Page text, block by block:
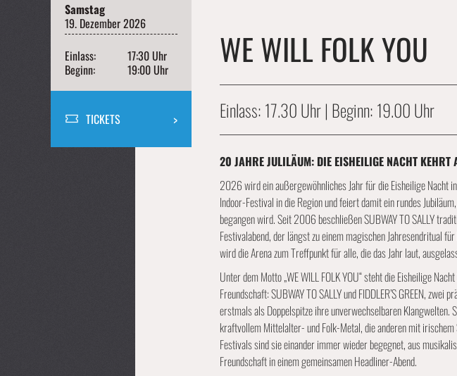
Samstag
19. Dezember 2026
Einlass:
17:30 Uhr
Beginn:
19:00 Uhr
TICKETS
WE WILL FOLK YOU
Einlass: 17.30 Uhr | Beginn: 19.00 Uhr
20 JAHRE JULILÄUM: DIE EISHEILIGE NACHT
2026 wird ein außergewöhnliches Jahr für die Eisheilige Nacht
Indoor-Festival in die Region und feiert damit ein rundes
begangen wird. Seit 2006 beschließen SUBWAY TO SALLY
Festivalabend, der längst zu einem magischen Jahresendritual
wird die Arena zum Treffpunkt für alle, die das Jahr laut,
Unter dem Motto „WE WILL FOLK YOU“ steht die Eisheilige
Freundschaft: SUBWAY TO SALLY und FIDDLER’S GREEN,
erstmals als Doppelspitze ihre unverwechselbaren Klangwelten.
kraftvollem Mittelalter- und Folk-Metal, die anderen mit irischem
Festivals sind sie einander immer wieder begegnet, aus
Freundschaft in einem gemeinsamen Headliner-Abend.